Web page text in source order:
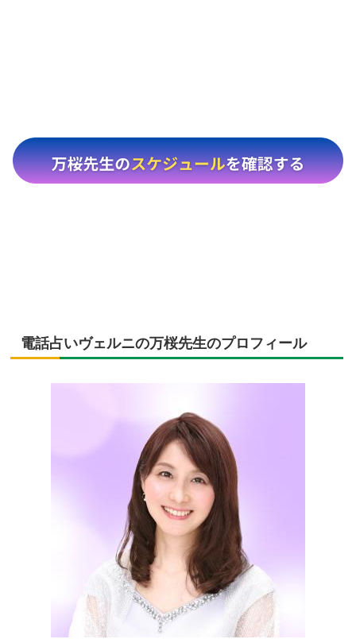
電話占いヴェルニの万桜先生のプロフィール